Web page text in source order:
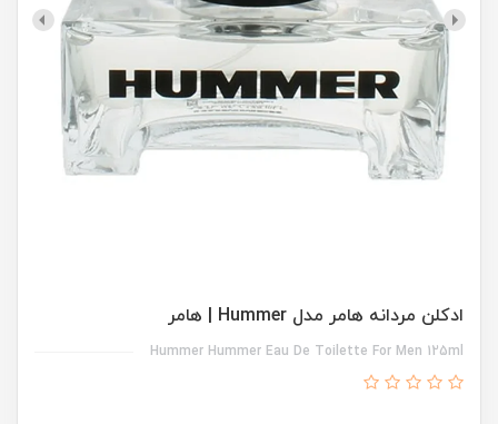
ادکلن مردانه هامر مدل Hummer | هامر
Hummer Hummer Eau De Toilette For Men 125ml